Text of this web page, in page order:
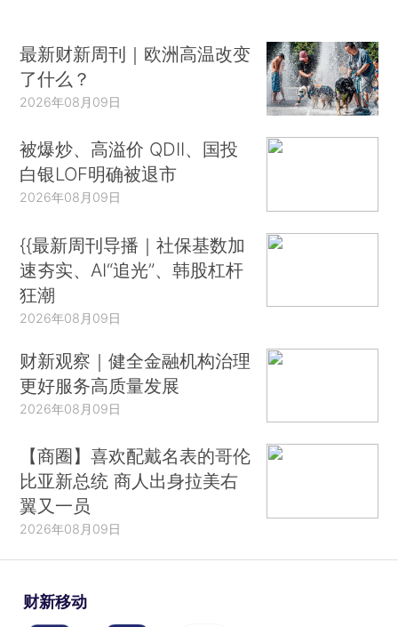
最新财新周刊｜欧洲高温改变
了什么？
2026年08月09日
被爆炒、高溢价 QDII、国投
白银LOF明确被退市
2026年08月09日
{{最新周刊导播｜社保基数加
速夯实、AI“追光”、韩股杠杆
狂潮
2026年08月09日
财新观察｜健全金融机构治理
更好服务高质量发展
2026年08月09日
【商圈】喜欢配戴名表的哥伦
比亚新总统 商人出身拉美右
翼又一员
2026年08月09日
财新移动